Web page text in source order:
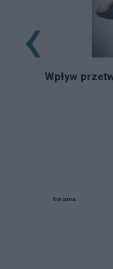
Wpływ
‹
Reklama: